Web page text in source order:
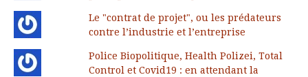
Le "contrat de projet", ou les prédateurs
contre l’industrie et l’entreprise
Police Biopolitique, Health Polizei, Total
Control et Covid19 : en attendant la